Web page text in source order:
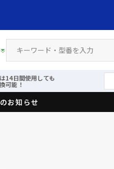
14日間使用しても
可能！
お知らせ